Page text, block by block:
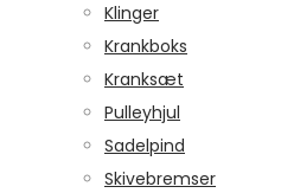
Klinger
Krankboks
Kranksæt
Pulleyhjul
Sadelpind
Skivebremser